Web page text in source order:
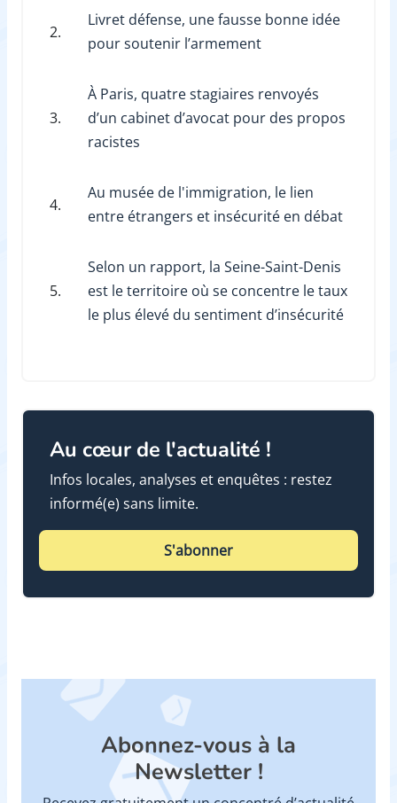
2.
Livret défense, une fausse bonne idée
pour soutenir l’armement
3.
À Paris, quatre stagiaires renvoyés
d’un cabinet d’avocat pour des propos
racistes
4.
Au musée de l'immigration, le lien
entre étrangers et insécurité en débat
5.
Selon un rapport, la Seine-Saint-Denis
est le territoire où se concentre le taux
le plus élevé du sentiment d’insécurité
Au cœur de l'actualité !
Infos locales, analyses et enquêtes : restez
informé(e) sans limite.
S'abonner
Abonnez-vous à la
Newsletter !